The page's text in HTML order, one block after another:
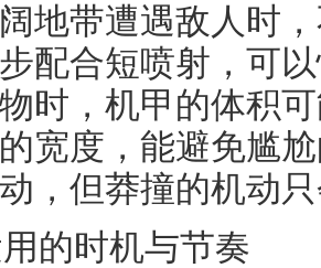
地带遭遇敌人时
配合短喷射，可
时，机甲的体积
宽度，能避免尴
，但莽撞的机动
的时机与节奏